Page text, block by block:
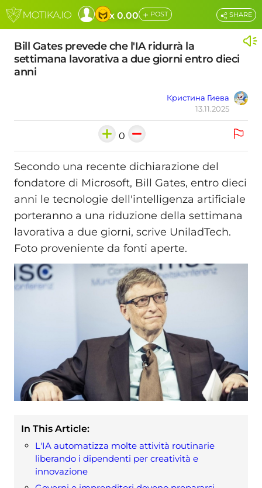
x 0.00 + POST
Bill Gates prevede che l'IA ridurrà la
settimana lavorativa a due giorni entro dieci
anni
Кристина Гиева
13.11.2025
SHARE
0
Secondo una recente dichiarazione del
fondatore di Microsoft, Bill Gates, entro dieci
anni le tecnologie dell'intelligenza artificiale
porteranno a una riduzione della settimana
lavorativa a due giorni, scrive UniladTech.
Foto proveniente da fonti aperte.
In This Article:
L'IA automatizza molte attività routinarie
liberando i dipendenti per creatività e
innovazione